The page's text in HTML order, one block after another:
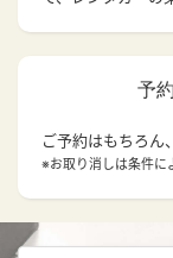
予
ご予約はもちろん
※お取り消しは条件に